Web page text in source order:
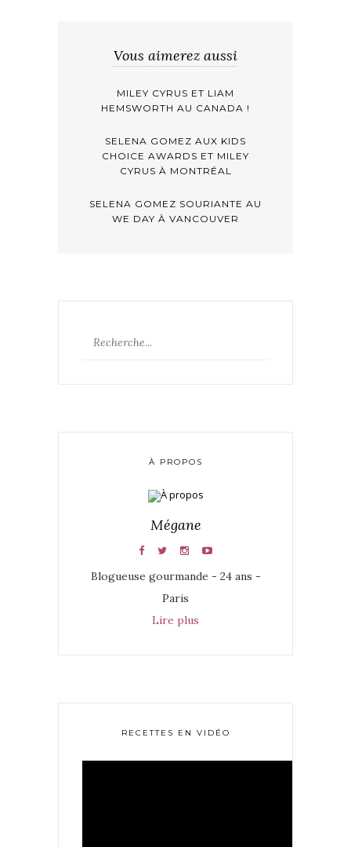
Vous aimerez aussi
MILEY CYRUS ET LIAM
HEMSWORTH AU CANADA !
SELENA GOMEZ AUX KIDS
CHOICE AWARDS ET MILEY
CYRUS À MONTRÉAL
SELENA GOMEZ SOURIANTE AU
WE DAY À VANCOUVER
À PROPOS
Mégane
Blogueuse gourmande - 24 ans -
Paris
Lire plus
RECETTES EN VIDÉO